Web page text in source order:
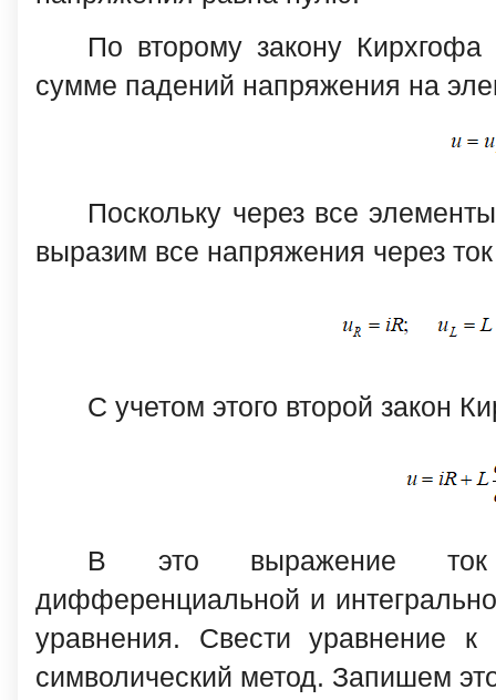
По второму закону
сумме падений напряжения на
Поскольку через все
выразим все напряжения через ток
С учетом этого второй закон
В это выражение ток
дифференциальной и
уравнения. Свести уравнение к
символический метод. Запишем